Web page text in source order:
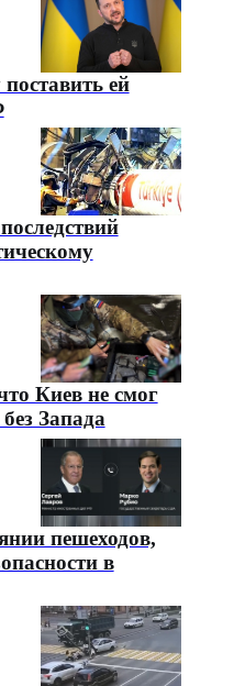
ей
Киев не смог
Запада
пешеходов,
в